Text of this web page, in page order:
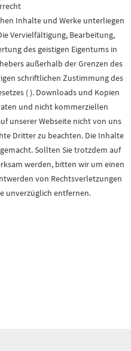
Inhalte und Werke unterliegen
Vervielfältigung, Bearbeitung,
des geistigen Eigentums in
außerhalb der Grenzen des
schriftlichen Zustimmung des
( ). Downloads und Kopien
und nicht kommerziellen
unserer Webseite nicht von uns
Dritter zu beachten. Die Inhalte
Sollten Sie trotzdem auf
werden, bitten wir um einen
von Rechtsverletzungen
unverzüglich entfernen.